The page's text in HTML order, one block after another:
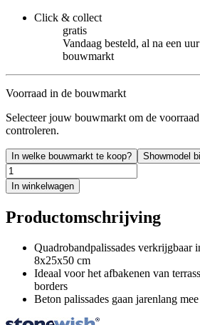
Click & collect
gratis
Vandaag besteld, al na een
bouwmarkt
Voorraad in de bouwmarkt
Selecteer jouw bouwmarkt om de
controleren.
In welke bouwmarkt te koop? Showmodel
In winkelwagen
Productomschrijving
Quadrobandpalissades verkrijgbaar
8x25x50 cm
Ideaal voor het afbakenen van
borders
Beton palissades gaan jarenlang